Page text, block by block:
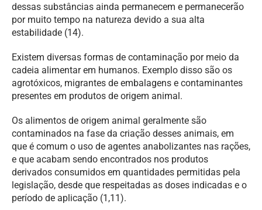
dessas substâncias ainda permanecem e permanecerão
por muito tempo na natureza devido a sua alta
estabilidade (14).
Existem diversas formas de contaminação por meio da
cadeia alimentar em humanos. Exemplo disso são os
agrotóxicos, migrantes de embalagens e contaminantes
presentes em produtos de origem animal.
Os alimentos de origem animal geralmente são
contaminados na fase da criação desses animais, em
que é comum o uso de agentes anabolizantes nas rações,
e que acabam sendo encontrados nos produtos
derivados consumidos em quantidades permitidas pela
legislação, desde que respeitadas as doses indicadas e o
período de aplicação (1,11).